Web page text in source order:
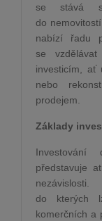
se stává
do
nabízí řadu
se
investicím, ať
nebo
prodejem.
Základy
představuje
do kterých
komerčních a